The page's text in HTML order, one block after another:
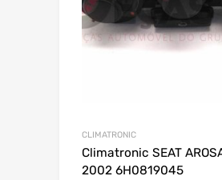
CLIMATRONIC
Climatronic SEAT
2002 6H0819045